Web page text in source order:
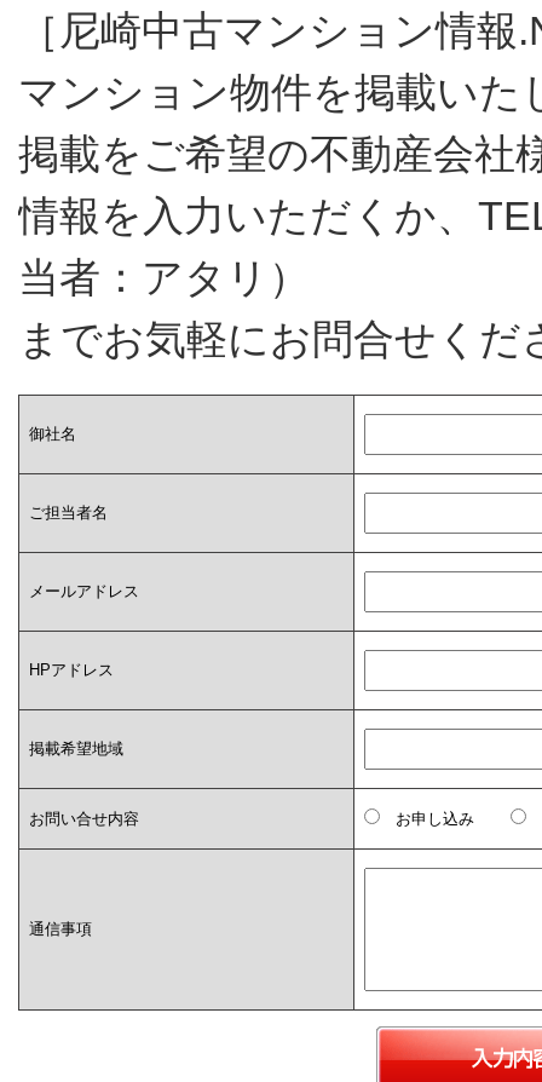
［尼崎中古マンション情
マンション物件を掲載いた
掲載をご希望の不動産会社
情報を入力いただくか、
当者：アタリ）
までお気軽にお問合せくだ
御社名
ご担当者名
メールアドレス
HPアドレス
掲載希望地域
お問い合せ内容 お申し込み
通信事項